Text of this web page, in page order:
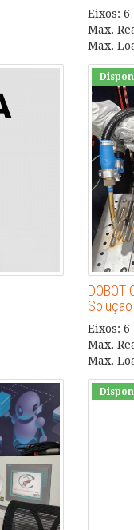
Eixos: 6
Max.
Max.
DOBOT
Eixos: 6
Max.
Max.